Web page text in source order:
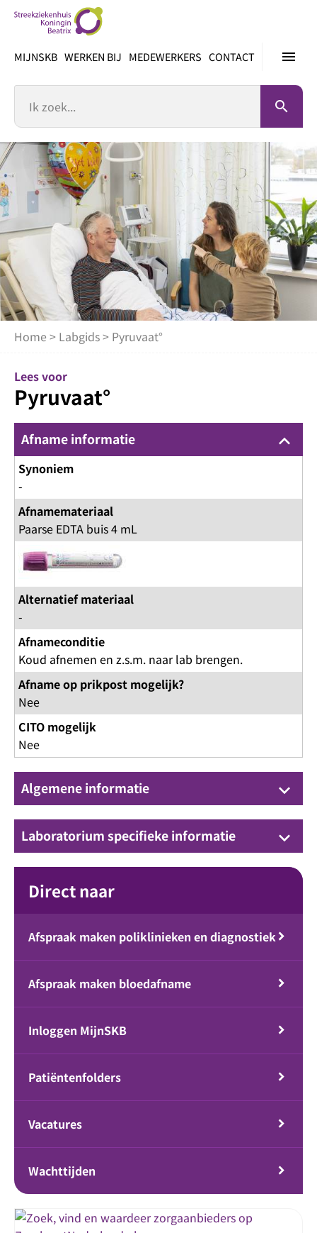
inhoud
menu
MIJNSKB WERKEN BIJ MEDEWERKERS CONTACT
search
Home > Labgids> Pyruvaat°
Lees voor
Pyruvaat°
Afname informatie keyboard_arrow_up
Synoniem
-
Afnamemateriaal
Paarse EDTA buis 4 mL
Alternatief materiaal
-
Afnameconditie
Koud afnemen en z.s.m. naar lab brengen.
Afname op prikpost mogelijk?
Nee
CITO mogelijk
Nee
Algemene informatie keyboard_arrow_down
Laboratorium specifieke informatie keyboard_arrow_down
Direct naar
Afspraak maken poliklinieken en diagnostiek
Afspraak maken bloedafname
Inloggen MijnSKB
Patiëntenfolders
Vacatures
Wachttijden